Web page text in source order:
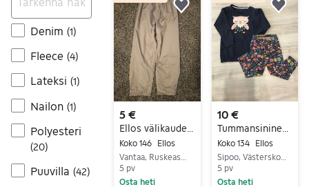
Denim (1)
Fleece (4)
Lateksi (1)
Nailon (1)
Polyesteri
(20)
Puuvilla (42)
5 €
Koko 146
Ellos
5 pv
Osta heti
Lisää suosikiksi.
10 €
Koko 134
Ellos
Sipoo, Västerskog, Uusimaa
5 pv
Osta heti